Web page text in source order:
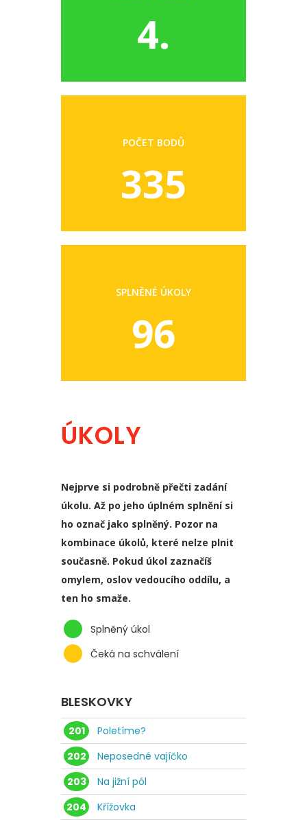
4.
POČET BODŮ
335
SPLNĚNÉ ÚKOLY
96
ÚKOLY
Nejprve si podrobně přečti zadání
úkolu. Až po jeho úplném splnění si
ho označ jako splněný. Pozor na
kombinace úkolů, které nelze plnit
současně. Pokud úkol zaznačíš
omylem, oslov vedoucího oddílu, a
ten ho smaže.
Splněný úkol
Čeká na schválení
BLESKOVKY
201
Poletíme?
202
Neposedné vajíčko
203
Na jižní pól
204
Křížovka